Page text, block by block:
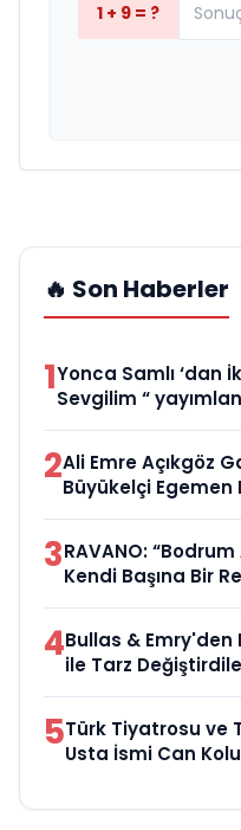
1 + 9 = ?
🔥 Son Haberler
1Yonca Samlı ‘dan
Sevgilim “
2Ali Emre Açıkgöz
Büyükelçi Egemen
3RAVANO:
Kendi Başına Bir
4Bullas & Emry'den
ile Tarz
5Türk Tiyatrosu ve
Usta İsmi Can